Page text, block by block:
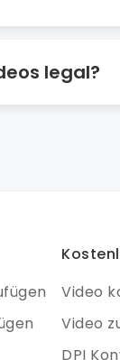
legal?
Video
Video
DPI